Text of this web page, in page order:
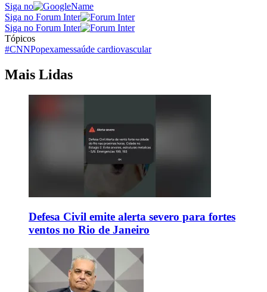
Siga no
Siga no Forum Inter
Siga no Forum Inter
Tópicos
#CNNPopexamessaúde cardiovascular
Mais Lidas
Defesa Civil emite alerta severo para fortes
ventos no Rio de Janeiro